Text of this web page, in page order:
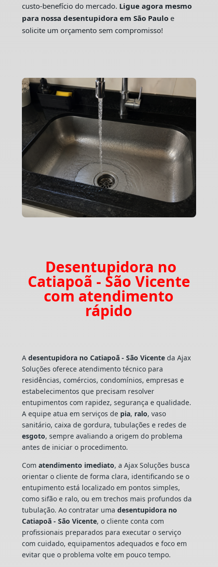
custo-benefício do mercado. Ligue agora mesmo
para nossa desentupidora em São Pauloe
solicite um orçamento sem compromisso!
Desentupidora no
Catiapoã - São Vicente
com atendimento
rápido
A desentupidora no Catiapoã - São Vicenteda Ajax
Soluções oferece atendimento técnico para
residências, comércios, condomínios, empresas e
estabelecimentos que precisam resolver
entupimentos com rapidez, segurança e qualidade.
A equipe atua em serviços de pia, ralo, vaso
sanitário, caixa de gordura, tubulações e redes de
esgoto, sempre avaliando a origem do problema
antes de iniciar o procedimento.
Com atendimento imediato, a Ajax Soluções busca
orientar o cliente de forma clara, identificando se o
entupimento está localizado em pontos simples,
como sifão e ralo, ou em trechos mais profundos da
tubulação. Ao contratar uma desentupidora no
Catiapoã - São Vicente, o cliente conta com
profissionais preparados para executar o serviço
com cuidado, equipamentos adequados e foco em
evitar que o problema volte em pouco tempo.